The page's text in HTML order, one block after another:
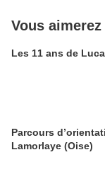
Vous
Les 11 ans de
Parcours
Lamorlaye (Oise)